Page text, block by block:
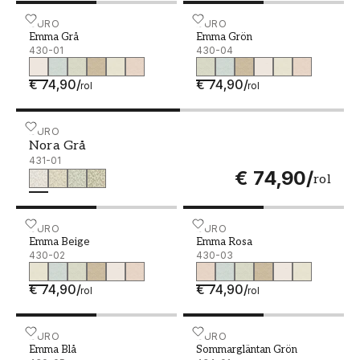
DURO
Emma Grå
430-01
€ 74,90/rol
Emma Grå - 430-01 DURO
Emma Grön
430-04
€ 74,90/rol
Emma Grön - 430-04
DURO
Nora Grå
431-01
€ 74,90/rol
Nora Grå - 431-01
DURO
Emma Beige
430-02
€ 74,90/rol
Emma Beige - 430-02 DURO
Emma Rosa
430-03
€ 74,90/rol
Emma Rosa - 430-03
DURO
Emma Blå
Emma Blå - 430-05 DURO
Sommargläntan Grön
Sommargläntan Grön -